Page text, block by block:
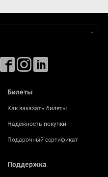
Билеты
Как заказать билеты
Надежность покупки
Подарочный сертификат
Поддержка